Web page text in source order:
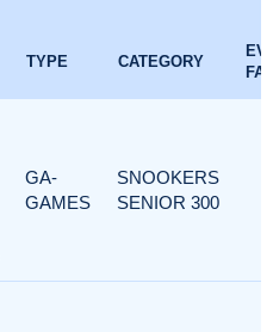
TYPE CATEGORY
GA-
GAMES
SNOOKERS
SENIOR 300